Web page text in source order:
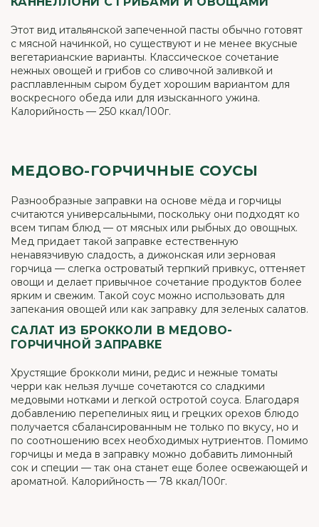
Этот вид итальянской запеченной пасты обычно готовят
с мясной начинкой, но существуют и не менее вкусные
вегетарианские варианты. Классическое сочетание
нежных овощей и грибов со сливочной заливкой и
расплавленным сыром будет хорошим вариантом для
воскресного обеда или для изысканного ужина.
Калорийность — 250 ккал/100г.
МЕДОВО-ГОРЧИЧНЫЕ СОУСЫ
Разнообразные заправки на основе мёда и горчицы
считаются универсальными, поскольку они подходят ко
всем типам блюд — от мясных или рыбных до овощных.
Мед придает такой заправке естественную
ненавязчивую сладость, а дижонская или зерновая
горчица — слегка островатый терпкий привкус, оттеняет
овощи и делает привычное сочетание продуктов более
ярким и свежим. Такой соус можно использовать для
запекания овощей или как заправку для зеленых салатов.
САЛАТ ИЗ БРОККОЛИ В МЕДОВО-
ГОРЧИЧНОЙ ЗАПРАВКЕ
Хрустящие брокколи мини, редис и нежные томаты
черри как нельзя лучше сочетаются со сладкими
медовыми нотками и легкой остротой соуса. Благодаря
добавлению перепелиных яиц и грецких орехов блюдо
получается сбалансированным не только по вкусу, но и
по соотношению всех необходимых нутриентов. Помимо
горчицы и меда в заправку можно добавить лимонный
сок и специи — так она станет еще более освежающей и
ароматной. Калорийность — 78 ккал/100г.